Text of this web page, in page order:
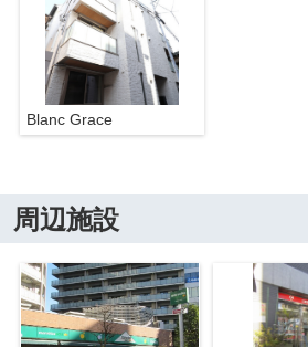
Blanc Grace
周辺施設